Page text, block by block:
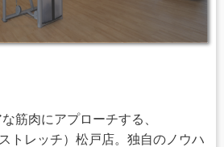
筋肉にアプローチする、
トレッチ）松戸店。独自のノウハ